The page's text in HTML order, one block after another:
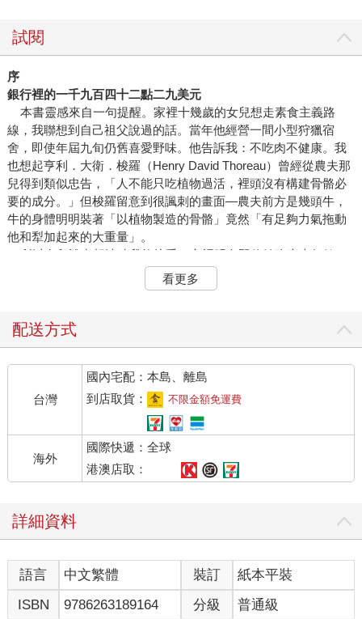
試閱
序
銀行裡的一千九百四十二點二九美元
本書靈感來自一句提醒。家裡十幾歲的女兒想走素食主義路
線，我聯想到自己祖父說過的話。當年他經營一間小型狩獵宿
舍，即使年屆九旬仍舊喜愛野味。他告訴我：不吃肉不健康。我
也想起亨利．大衛．梭羅（Henry David Thoreau）曾經從農夫那
兒得到類似忠告，「人不能只吃植物過活，裡頭沒有構建骨骼必
要的成分。」但梭羅留意到很諷刺的畫面—農夫前方是幾頭牛，
牛的身體明明裝著「以植物製造的骨骼」竟然「有足夠力氣拖動
他和犁加起來的大重量」。
所以女兒說出想法時我能接受，心裡明白即使她吃素也無妨，
骨骼並不會劣化。但我開始思考—人體究竟是由什麼組成？我在
大學主修科學，也有好幾年科學影片的製作經驗，自以為懂得不
汽車的組成結構。於是腦袋冒出許多問題，例如人類身體包括什
成？細胞、分子、原子。再往下……這三樣東西又由什麼構成？
嗯，困難多了。尤其它們源自何方？我不確定。如何尋求解答？
我毫無頭緒。
我針對這些問題進行了一連串搜尋、閱讀，與許多位願意耐
心解釋的科學家對話，不久之後發現自己深受吸引，這個故事深
邃磅礴宛如史詩。原來人體原子經歷過太多，如果它們能開口或
許就會永遠說個不停。這些原子的歷史始於時間之初，以數十億
年間演出曲折離奇的奧德賽，而人類必須透過各式各樣精彩以至
研究隨時間更加深入，各個主題和連結浮現，我也察覺到自
己過去的盲點──原來縱觀古今是領略人類存在之奧妙的另一種切
入角度。正如卡爾．薩根的名言：人是由星塵組成的。
這就是本書背後不可思議的故事。
＊
故事始於人類發現玄之又玄的真相：所有物質，無論我們自
看更多
配送方式
台灣
國內宅配：本島、離島
到店取貨：
不限金額免運費
海外
國際快遞：全球
港澳店取：
詳細資料
語言 中文繁體 裝訂
紙本平裝
ISBN
9786263189164 分級 普通級